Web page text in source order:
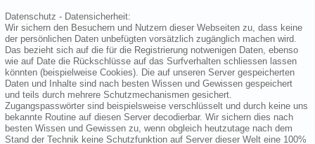
Datenschutz - Datensicherheit:
Wir sichern den Besuchern und Nutzern dieser Webseiten zu, dass keine
der persönlichen Daten unbefügten vorsätzlich zugänglich machen wird.
Das bezieht sich auf die für die Registrierung notwenigen Daten, ebenso
wie auf Date die Rückschlüsse auf das Surfverhalten schliessen lassen
könnten (beispielweise Cookies). Die auf unseren Server gespeicherten
Daten und Inhalte sind nach besten Wissen und Gewissen gespeichert
und teils durch mehrere Schutzmechanismen gesichert.
Zugangspasswörter sind beispielsweise verschlüsselt und durch keine uns
bekannte Routine auf diesen Server decodierbar. Wir sichern dies nach
besten Wissen und Gewissen zu, wenn obgleich heutzutage nach dem
Stand der Technik keine Schutzfunktion auf Server dieser Welt eine 100%